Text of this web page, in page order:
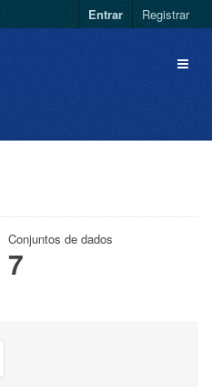
Entrar Registrar
Conjuntos de dados
7